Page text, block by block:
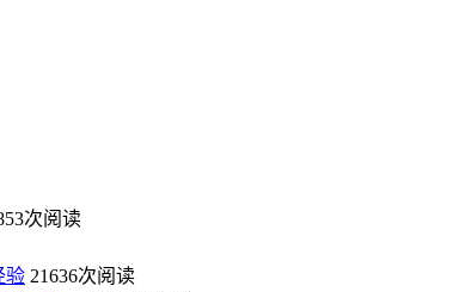
次阅读
验 21636次阅读